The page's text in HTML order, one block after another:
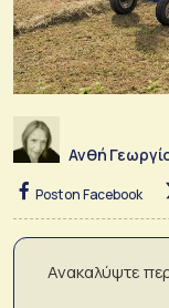
Ανθή
Post on Facebook
Ανακαλύψτε